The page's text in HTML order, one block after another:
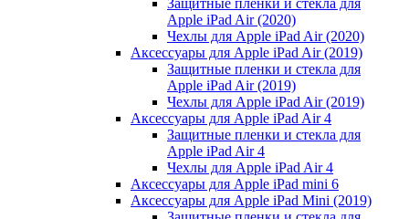
Apple iPad Air (2020)
Чехлы для Apple iPad Air (2020)
Аксессуары для Apple iPad Air (2019)
Защитные пленки и стекла для
Apple iPad Air (2019)
Чехлы для Apple iPad Air (2019)
Аксессуары для Apple iPad Air 4
Защитные пленки и стекла для
Apple iPad Air 4
Чехлы для Apple iPad Air 4
Аксессуары для Apple iPad mini 6
Аксессуары для Apple iPad Mini (2019)